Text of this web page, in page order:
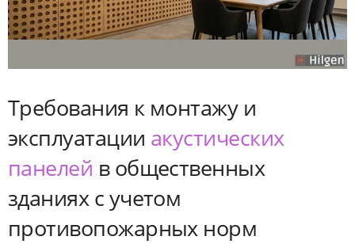
Требования к монтажу и
эксплуатации акустических
панелей в общественных
зданиях с учетом
противопожарных норм